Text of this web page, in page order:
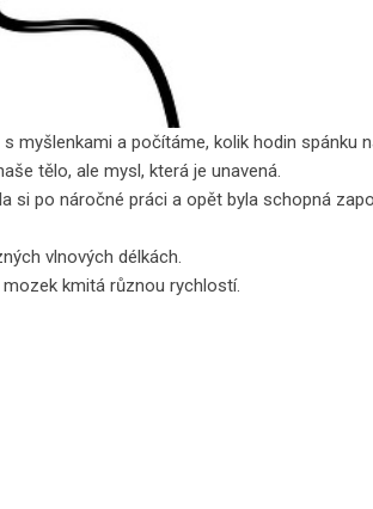
myšlenkami a počítáme, kolik hodin spánku
tělo, ale mysl, která je unavená.
si po náročné práci a opět byla schopná
vlnových délkách.
kmitá různou rychlostí.